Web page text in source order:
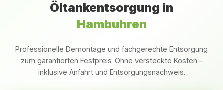
Öltankentsorgung in
Hambuhren
Professionelle Demontage und fachgerechte Entsorgung
zum garantierten Festpreis. Ohne versteckte Kosten –
inklusive Anfahrt und Entsorgungsnachweis.